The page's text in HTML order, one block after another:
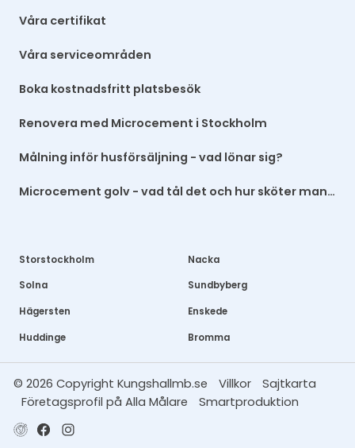
Våra certifikat
Våra serviceområden
Boka kostnadsfritt platsbesök
Renovera med Microcement i Stockholm
Målning inför husförsäljning - vad lönar sig?
Microcement golv - vad tål det och hur sköter man det?
Storstockholm Nacka
Solna Sundbyberg
Hägersten Enskede
Huddinge Bromma
© 2026 Copyright Kungshallmb.se Villkor
Sajtkarta
Företagsprofil på Alla Målare
Smartproduktion